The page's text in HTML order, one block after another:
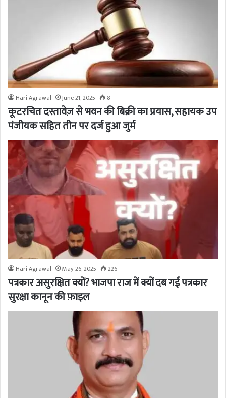
Hari Agrawal June 21, 2025 8
कूटरचित दस्तावेज़ से भवन की बिक्री का प्रयास, सहायक उप
पंजीयक सहित तीन पर दर्ज हुआ जुर्म
Hari Agrawal May 26, 2025 226
पत्रकार असुरक्षित क्यों? भाजपा राज में क्यों दब गई पत्रकार
सुरक्षा कानून की फ़ाइल